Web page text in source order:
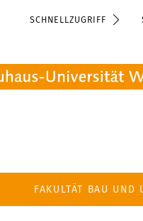
SCHNELLZUGRIFF
FAKULTÄT BAU UND